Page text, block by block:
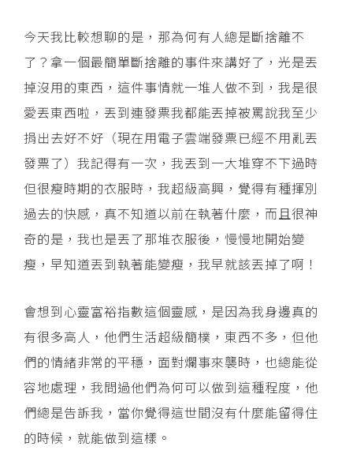
今天我比較想聊的是，那為何有人總是斷捨離不
了？拿一個最簡單斷捨離的事件來講好了，光是丟
掉沒用的東西，這件事情就一堆人做不到，我是很
愛丟東西啦，丟到連發票我都能丟掉被罵說我至少
捐出去好不好（現在用電子雲端發票已經不用亂丟
發票了）我記得有一次，我丟到一大堆穿不下過時
但很瘦時期的衣服時，我超級高興，覺得有種揮別
過去的快感，真不知道以前在執著什麼，而且很神
奇的是，我也是丟了那堆衣服後，慢慢地開始變
瘦，早知道丟到執著能變瘦，我早就該丟掉了啊！
會想到心靈富裕指數這個靈感，是因為我身邊真的
有很多高人，他們生活超級簡樸，東西不多，但他
們的情緒非常的平穩，面對爛事來襲時，也總能從
容地處理，我問過他們為何可以做到這種程度，他
們總是告訴我，當你覺得這世間沒有什麼能留得住
的時候，就能做到這樣。